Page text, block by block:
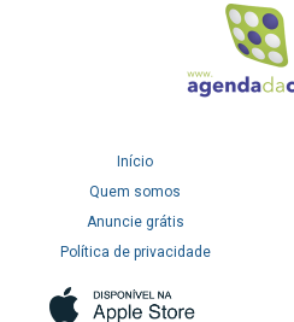
Início
Quem somos
Anuncie grátis
Política de privacidade